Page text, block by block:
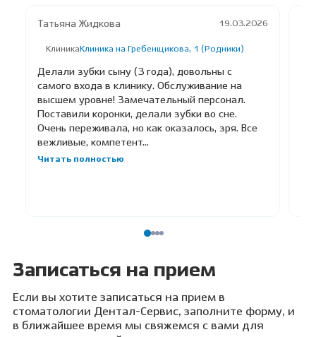
Татьяна Жидкова 19.03.2026
Клиника Клиника на Гребенщикова, 1 (Родники)
Делали зубки сыну (3 года), довольны с
самого входа в клинику. Обслуживание на
высшем уровне! Замечательный персонал.
Поставили коронки, делали зубки во сне.
Очень переживала, но как оказалось, зря. Все
вежливые, компетент...
Читать полностью
Записаться на прием
Если вы хотите записаться на прием в
стоматологии Дентал-Сервис, заполните форму, и
в ближайшее время мы свяжемся с вами для